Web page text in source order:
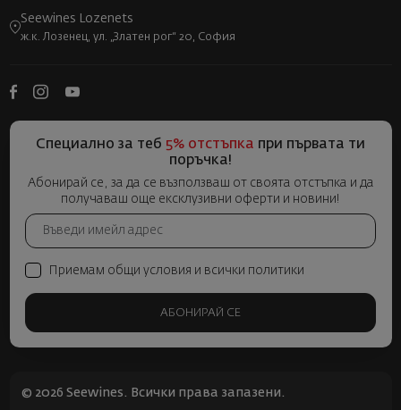
Seewines Lozenets
ж.к. Лозенец, ул. „Златен рог“ 20, София
Специално за теб 5% отстъпка при първата ти
поръчка!
Абонирай се, за да се възползваш от своята отстъпка и да
получаваш още ексклузивни оферти и новини!
Приемам общи условия и всички политики
АБОНИРАЙ СЕ
© 2026 Seewines. Всички права запазени.